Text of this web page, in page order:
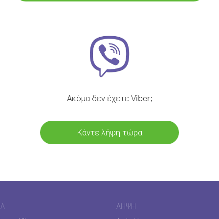
Ακόμα δεν έχετε Viber;
Κάντε λήψη τώρα
ΛΉΨΗ